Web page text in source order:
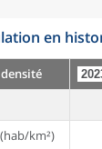
en
km²)